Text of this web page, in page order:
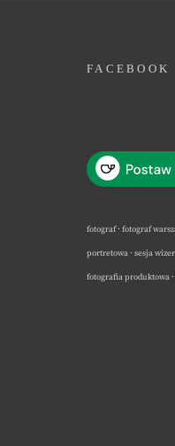
FACEBOOK
fotograf · fotograf
portretowa · sesja
fotografia produktowa